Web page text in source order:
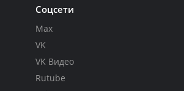
Соцсети
Max
VK
VK Видео
Rutube